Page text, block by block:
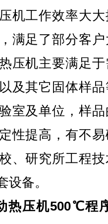
机工作效率大
满足了部分客
压机主要满足
及其它固体样
室及单位，样
性提高，有不
、研究所工程
设备。
热压机500℃程